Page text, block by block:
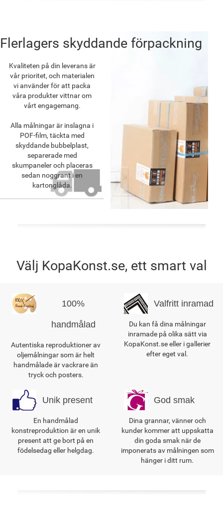
Flerlagers skyddande förpackning
Kvaliteten på din leverans är
vår prioritet, och materialen
vi använder för att packa
våra produkter vittnar om
vårt engagemang.
Alla målningar är inslagna i
POF-film, täckta med
skyddande bubbelplast,
separerade med
skumpaneler och placeras
sedan noggrant i en
kartonglåda.
Välj KopaKonst.se, ett smart val
100%
handmålad
Autentiska reproduktioner av
oljemålningar som är helt
handmålade är vackrare än
tryck och posters.
Valfritt inramad
Du kan få dina målningar
inramade på olika sätt via
KopaKonst.se eller i gallerier
efter eget val.
Unik present
En handmålad
konstreproduktion är en unik
present att ge bort på en
födelsedag eller helgdag.
God smak
Dina grannar, vänner och
kunder kommer att uppskatta
din goda smak när de
imponerats av målningen som
hänger i ditt rum.